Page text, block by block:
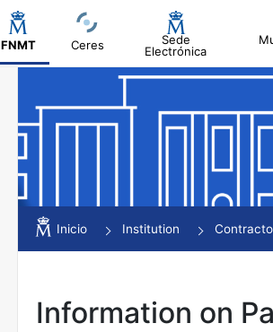
FNMT Ceres
Sede
Electrónica
Show/Hide
Inicio Institution
Information on